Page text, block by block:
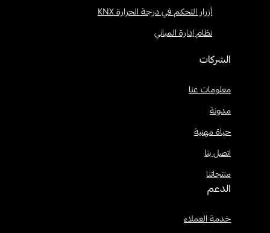
أزرار التحكم في درجة الحرارة KNX
نظام إدارة المباني
الشركات
معلومات عنا
مدونة
حياة مهنية
اتصل بنا
منتجاتنا
الدعم
خدمة العملاء